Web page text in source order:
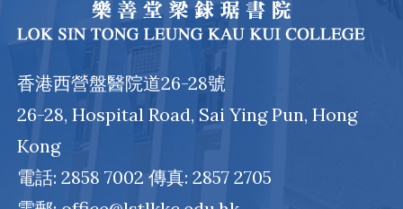
香港西營盤醫院道26-28號
26-28, Hospital Road, Sai Ying Pun, Hong
Kong
電話: 2858 7002 傳真: 2857 2705